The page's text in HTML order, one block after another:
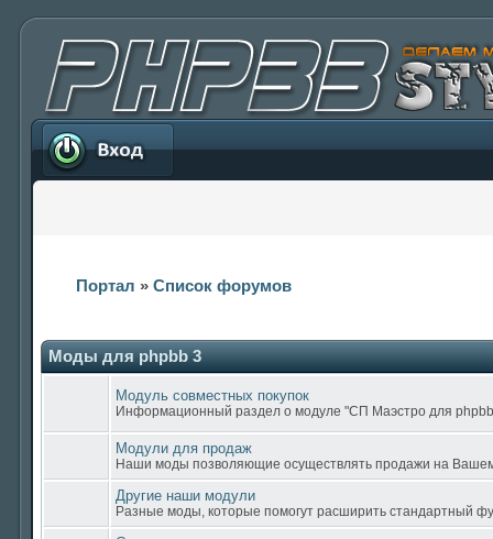
Вход
Портал » Список форумов
Моды для phpbb 3
Модуль совместных покупок
Информационный раздел о модуле "СП Маэстро для
Модули для продаж
Наши моды позволяющие осуществлять продажи на
Другие наши модули
Разные моды, которые помогут расширить стандартный